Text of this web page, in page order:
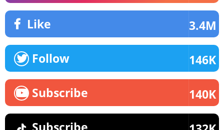
Like 3.4M
Follow 146K
Subscribe 140K